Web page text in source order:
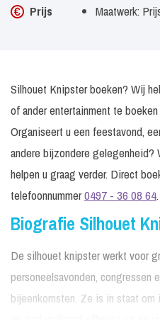
Prijs
Maatwerk:
Silhouet Knipster boeken? Wij
of ander entertainment te
Organiseert u een feestavond,
andere bijzondere
helpen u graag verder. Direct
telefoonnummer0497 - 36 08 64.
Biografie Silhouet
De silhouet knipster werkt voor
personeelsavonden, congressen
bijeenkomsten. Ze is in staat